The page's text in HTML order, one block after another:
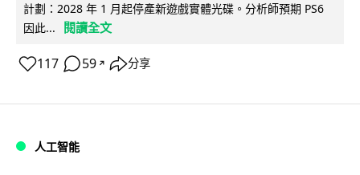
計劃：2028 年 1 月起停產新遊戲實體光碟。分析師預期 PS6
因此...
閱讀全文
117 59 ↗ 分享
人工智能